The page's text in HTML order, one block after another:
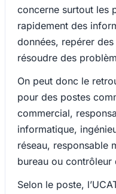
concerne surtout les
rapidement des
données, repérer
résoudre des
On peut donc le
pour des postes
commercial,
informatique,
réseau, responsable
bureau ou contrôleur
Selon le poste,